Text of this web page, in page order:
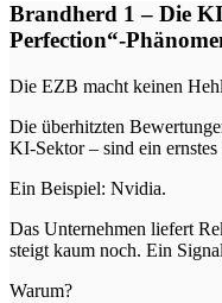
Brandherd 1 – Die
Perfection“-
Die EZB macht keinen
Die überhitzten
KI-Sektor – sind ein
Ein Beispiel: Nvidia.
Das Unternehmen liefert
steigt kaum noch. Ein
Warum?